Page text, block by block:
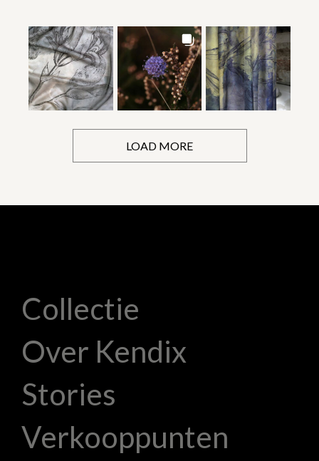
LOAD MORE
Collectie
Over Kendix
Stories
Verkooppunten